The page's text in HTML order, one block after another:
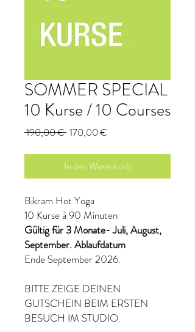
SOMMER SPECIAL
10 Kurse / 10 Courses
190,00 € Standardpreis
170,00 €
In den Warenkorb
Bikram Hot Yoga
10 Kurse à 90 Minuten
Gültig für 3 Monate- Juli, August,
September. Ablaufdatum
Ende September 2026.
BITTE ZEIGE DEINEN
GUTSCHEIN BEIM ERSTEN
BESUCH IM STUDIO.